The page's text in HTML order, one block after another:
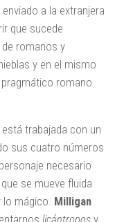
a la extranjera
que sucede
romanos y
y en el mismo
romano
está trabajada con un
sus cuatro números
necesario
se mueve fluida
lo mágico. Milligan